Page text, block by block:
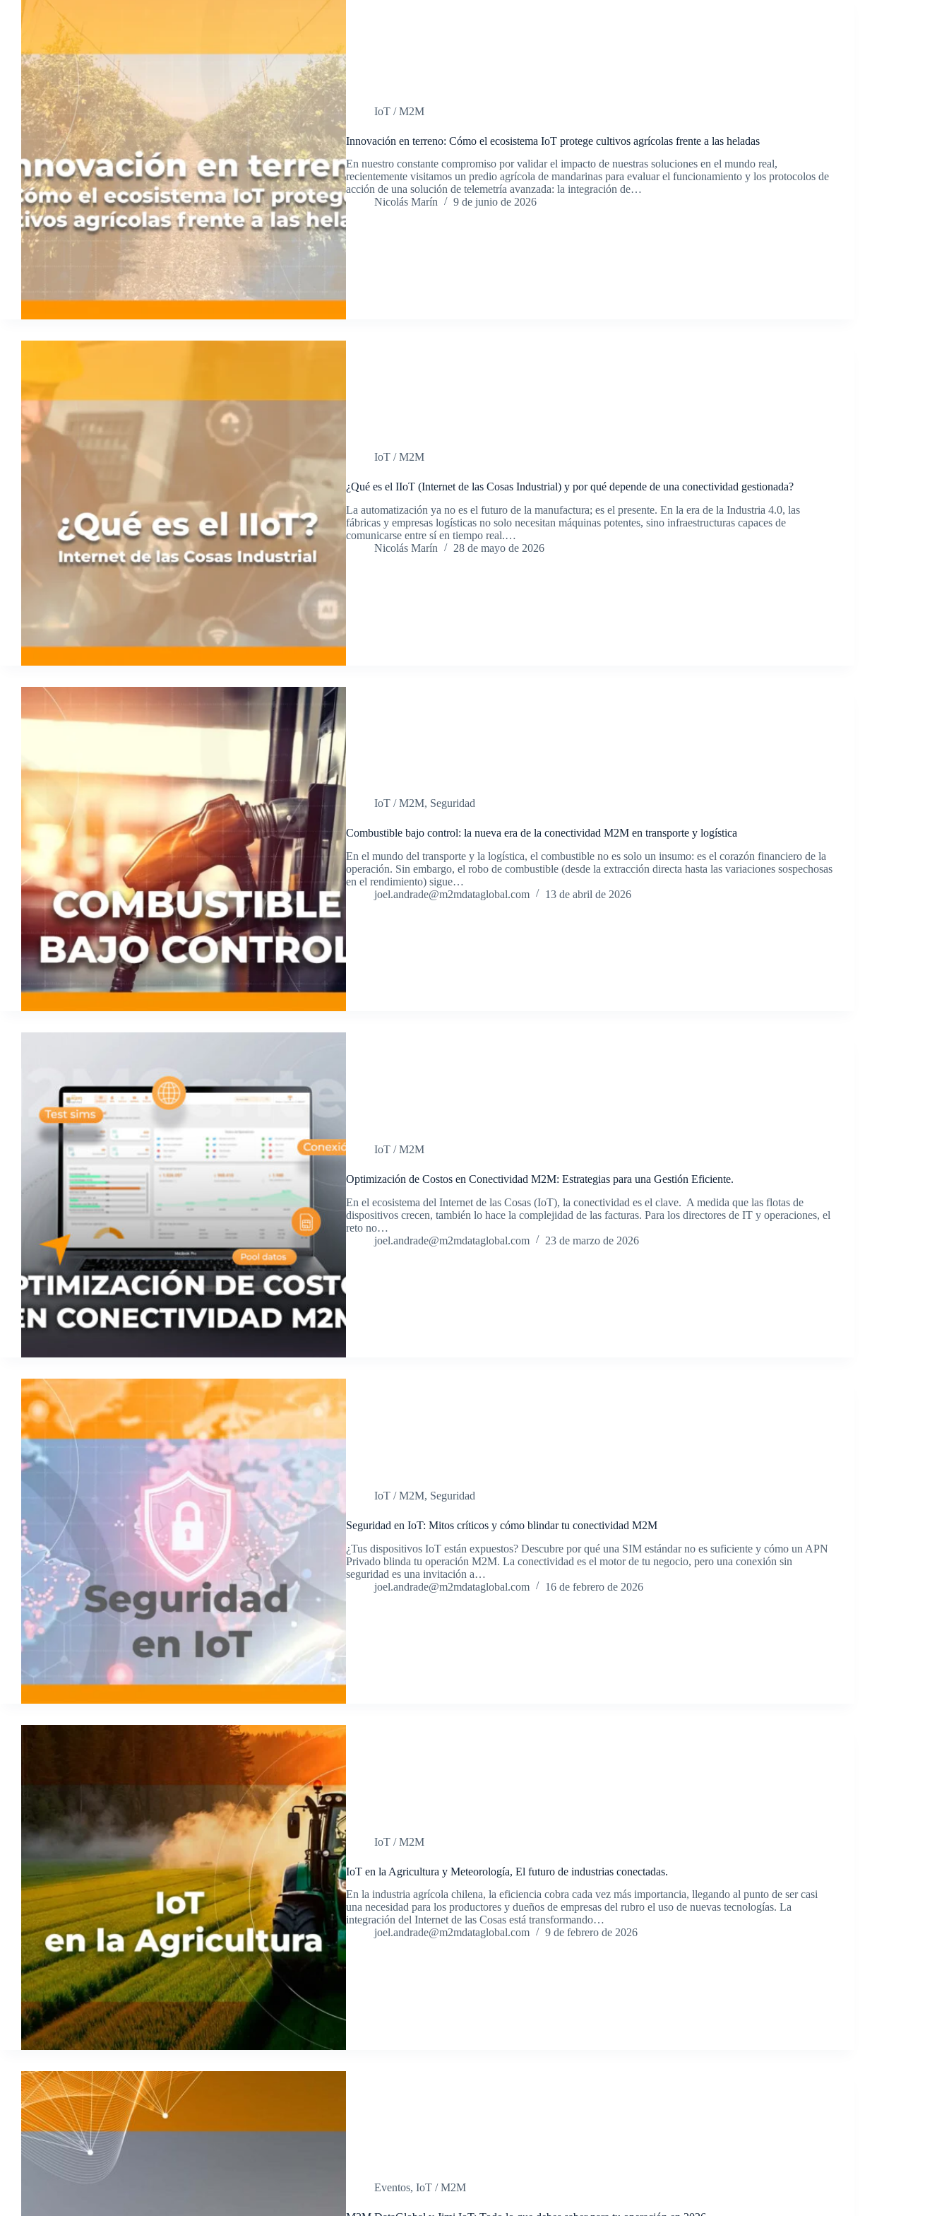
IoT / M2M
Innovación en terreno: Cómo el ecosistema IoT protege cultivos agrícolas frente a las heladas
En nuestro constante compromiso por validar el impacto de nuestras soluciones en el mundo real,
recientemente visitamos un predio agrícola de mandarinas para evaluar el funcionamiento y los protocolos de
acción de una solución de telemetría avanzada: la integración de…
Nicolás Marín
9 de junio de 2026
IoT / M2M
¿Qué es el IIoT (Internet de las Cosas Industrial) y por qué depende de una conectividad gestionada?
La automatización ya no es el futuro de la manufactura; es el presente. En la era de la Industria 4.0, las
fábricas y empresas logísticas no solo necesitan máquinas potentes, sino infraestructuras capaces de
comunicarse entre sí en tiempo real.…
Nicolás Marín
28 de mayo de 2026
IoT / M2M, Seguridad
Combustible bajo control: la nueva era de la conectividad M2M en transporte y logística
En el mundo del transporte y la logística, el combustible no es solo un insumo: es el corazón financiero de la
operación. Sin embargo, el robo de combustible (desde la extracción directa hasta las variaciones sospechosas
en el rendimiento) sigue…
joel.andrade@m2mdataglobal.com
13 de abril de 2026
IoT / M2M
Optimización de Costos en Conectividad M2M: Estrategias para una Gestión Eficiente.
En el ecosistema del Internet de las Cosas (IoT), la conectividad es el clave. A medida que las flotas de
dispositivos crecen, también lo hace la complejidad de las facturas. Para los directores de IT y operaciones, el
reto no…
joel.andrade@m2mdataglobal.com
23 de marzo de 2026
IoT / M2M, Seguridad
Seguridad en IoT: Mitos críticos y cómo blindar tu conectividad M2M
¿Tus dispositivos IoT están expuestos? Descubre por qué una SIM estándar no es suficiente y cómo un APN
Privado blinda tu operación M2M. La conectividad es el motor de tu negocio, pero una conexión sin
seguridad es una invitación a…
joel.andrade@m2mdataglobal.com
16 de febrero de 2026
IoT / M2M
IoT en la Agricultura y Meteorología, El futuro de industrias conectadas.
En la industria agrícola chilena, la eficiencia cobra cada vez más importancia, llegando al punto de ser casi
una necesidad para los productores y dueños de empresas del rubro el uso de nuevas tecnologías. La
integración del Internet de las Cosas está transformando…
joel.andrade@m2mdataglobal.com
9 de febrero de 2026
Eventos, IoT / M2M